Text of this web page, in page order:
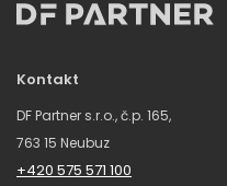
Kontakt
DF Partner s.r.o., č.p. 165,
763 15 Neubuz
+420 575 571 100